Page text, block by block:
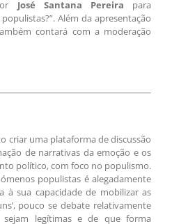
José Santana Pereira para
Além da apresentação
contará com a moderação
criar uma plataforma de discussão
de narrativas da emoção e os
político, com foco no populismo.
populistas é alegadamente
à sua capacidade de mobilizar as
pouco se debate relativamente
legítimas e de que forma